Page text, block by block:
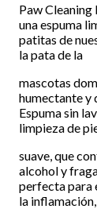
Paw Cleaning
una espuma
patitas de
la pata de la
mascotas
humectante y
Espuma sin
limpieza de
suave, que
alcohol y
perfecta para
la